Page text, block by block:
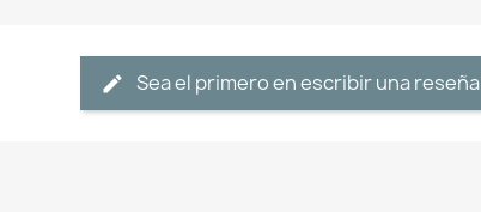
Sea el primero en escribir una reseña